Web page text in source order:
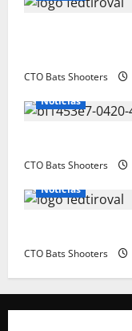
CTO Bats Shooters
Noticias
CTO Bats Shooters
Noticias
CTO Bats Shooters